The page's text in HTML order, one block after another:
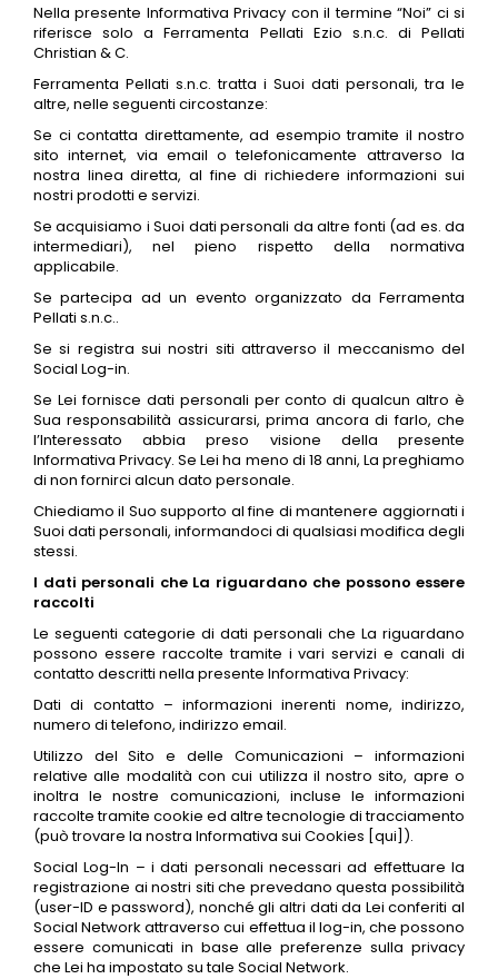
Nella presente Informativa Privacy con il termine “Noi” ci si
riferisce solo a Ferramenta Pellati Ezio s.n.c. di Pellati
Christian & C.
Ferramenta Pellati s.n.c. tratta i Suoi dati personali, tra le
altre, nelle seguenti circostanze:
Se ci contatta direttamente, ad esempio tramite il nostro
sito internet, via email o telefonicamente attraverso la
nostra linea diretta, al fine di richiedere informazioni sui
nostri prodotti e servizi.
Se acquisiamo i Suoi dati personali da altre fonti (ad es. da
intermediari), nel pieno rispetto della normativa
applicabile.
Se partecipa ad un evento organizzato da Ferramenta
Pellati s.n.c..
Se si registra sui nostri siti attraverso il meccanismo del
Social Log-in.
Se Lei fornisce dati personali per conto di qualcun altro è
Sua responsabilità assicurarsi, prima ancora di farlo, che
l’Interessato abbia preso visione della presente
Informativa Privacy. Se Lei ha meno di 18 anni, La preghiamo
di non fornirci alcun dato personale.
Chiediamo il Suo supporto al fine di mantenere aggiornati i
Suoi dati personali, informandoci di qualsiasi modifica degli
stessi.
I dati personali che La riguardano che possono essere
raccolti
Le seguenti categorie di dati personali che La riguardano
possono essere raccolte tramite i vari servizi e canali di
contatto descritti nella presente Informativa Privacy:
Dati di contatto – informazioni inerenti nome, indirizzo,
numero di telefono, indirizzo email.
Utilizzo del Sito e delle Comunicazioni – informazioni
relative alle modalità con cui utilizza il nostro sito, apre o
inoltra le nostre comunicazioni, incluse le informazioni
raccolte tramite cookie ed altre tecnologie di tracciamento
(può trovare la nostra Informativa sui Cookies [qui]).
Social Log-In – i dati personali necessari ad effettuare la
registrazione ai nostri siti che prevedano questa possibilità
(user-ID e password), nonché gli altri dati da Lei conferiti al
Social Network attraverso cui effettua il log-in, che possono
essere comunicati in base alle preferenze sulla privacy
che Lei ha impostato su tale Social Network.